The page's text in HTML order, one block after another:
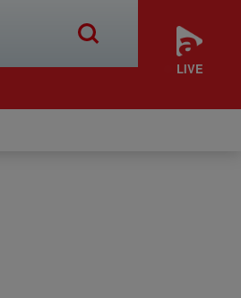
LIVE